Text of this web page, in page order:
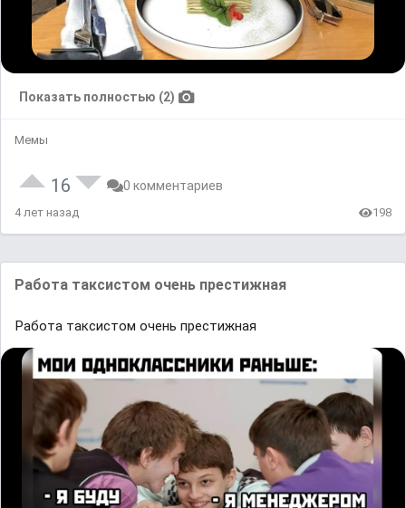
Показать полностью (2)
Мемы
16 0 комментариев
4 лет назад 198
Работа таксистом очень престижная
Работа таксистом очень престижная